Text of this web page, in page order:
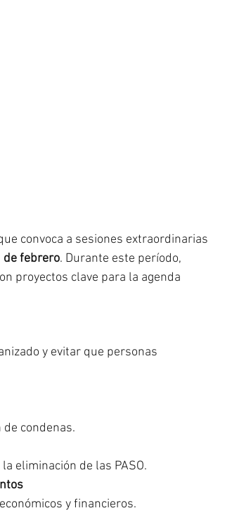
convoca a sesiones extraordinarias
de febrero. Durante este período,
proyectos clave para la agenda
y evitar que personas
condenas.
eliminación de las PASO.
y financieros.